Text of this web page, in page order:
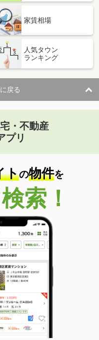
家賃相場
人気タウン
ランキング
戻る
・不動産
プリ
トの物件を
索！